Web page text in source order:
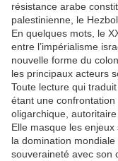
résistance arabe
palestinienne, le
En quelques mots, le
entre l’impérialisme
nouvelle forme du
les principaux acteurs
Toute lecture qui
étant une
oligarchique,
Elle masque les
la domination
souveraineté avec son